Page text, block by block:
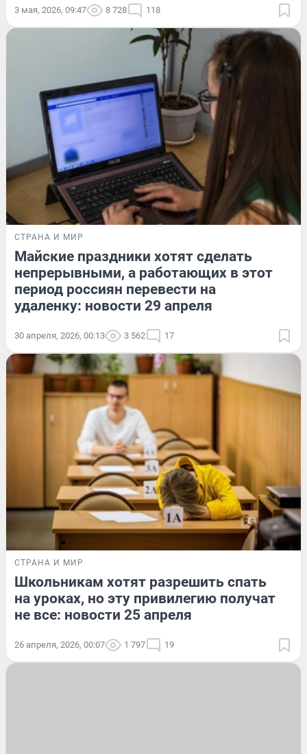
3 мая, 2026, 09:47 8 728 118
СТРАНА И МИР
Майские праздники хотят сделать
непрерывными, а работающих в этот
период россиян перевести на
удаленку: новости 29 апреля
30 апреля, 2026, 00:13 3 562 17
СТРАНА И МИР
Школьникам хотят разрешить спать
на уроках, но эту привилегию получат
не все: новости 25 апреля
26 апреля, 2026, 00:07 1 797 19